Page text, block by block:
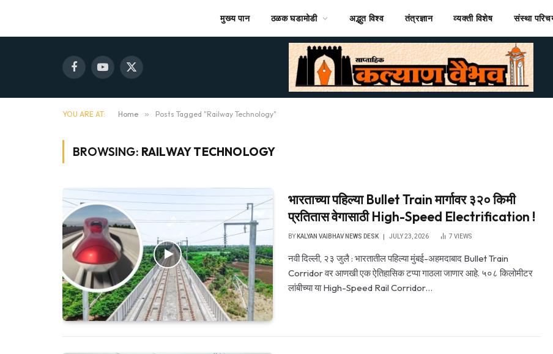
मुख्य पान ठळक घडामोडी अद्भुत विश्व तंत्रज्ञान व्यक्ती विशेष संस्था
FacebookYouTube
X
YOU ARE AT: Home » Posts Tagged "Railway Technology"
BROWSING: RAILWAY TECHNOLOGY
भारताच्या पहिल्या Bullet Train मार्गावर ३२० किमी
प्रतितास वेगासाठी High-Speed Electrification !
BY KALYAN VAIBHAV NEWS DESK JULY 23, 2026 7VIEWS
नवी दिल्ली, २३ जुलै : भारतातील पहिल्या मुंबई-अहमदाबाद Bullet Train
Corridor वर आणखी एक ऐतिहासिक टप्पा गाठला जाणार आहे. ५०८ किलोमीटर
लांबीच्या या High-Speed Rail Corridor…